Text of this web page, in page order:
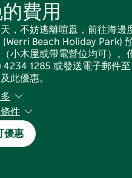
費用
，不妨逃離喧囂，前往海邊
(Werri Beach Holiday Park)
小木屋或帶電營位均可）。
4234 1285 或發送電子郵件
此優惠。
件
訂
入住
優惠